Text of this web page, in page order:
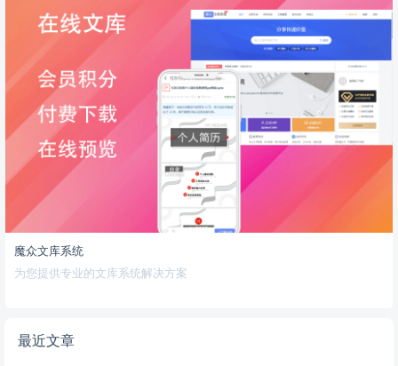
魔众文库系统
为您提供专业的文库系统解决方案
最近文章